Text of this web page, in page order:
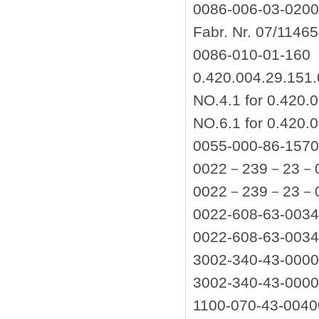
0086-006-03-
Fabr. Nr. 07/
0086-010-01-160
NO.4.1 for
NO.6.1 for
0055-000-86-
0022－239－23
0022－239－23
0022-608-63-
0022-608-63-
3002-340-43-
3002-340-43-
1100-070-43-